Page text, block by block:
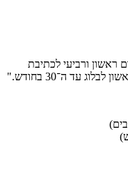
ורביעי לכתיבת
עד ה־30 בחודש."